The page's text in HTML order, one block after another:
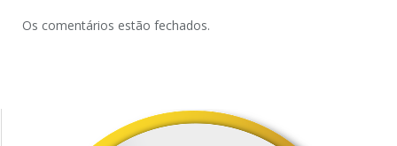
Os comentários estão fechados.